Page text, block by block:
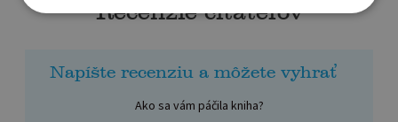
Recenzie čitateľov
Napíšte recenziu a môžete vyhrať
Ako sa vám páčila kniha?